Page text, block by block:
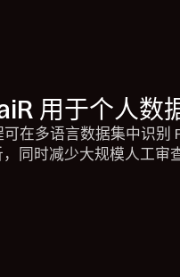
用于个人数
在多语言数据集中识别
同时减少大规模人工审